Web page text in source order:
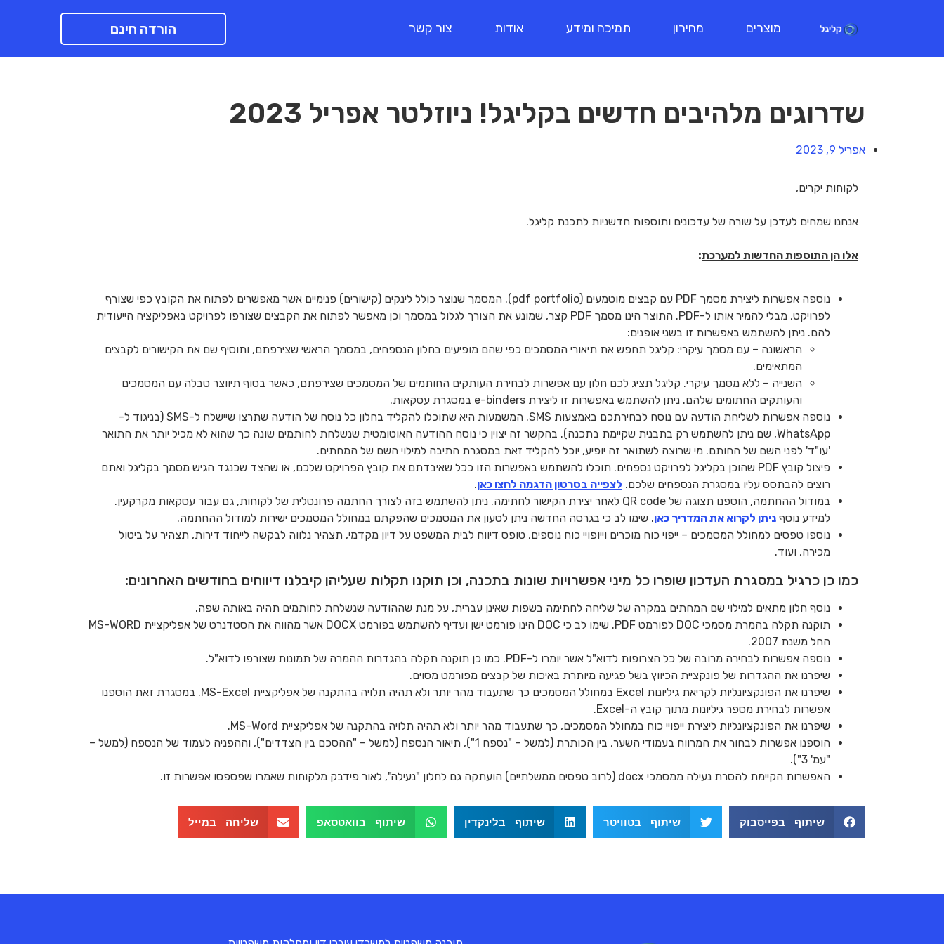
מוצרים מחירון תמיכה ומידע אודות צור קשר הורדה חינם
שדרוגים מלהיבים חדשים בקליגל! ניוזלטר אפריל 2023
אפריל 9, 2023
לקוחות יקרים,
אנחנו שמחים לעדכן על שורה של עדכונים ותוספות חדשניות לתכנת קליגל.
אלו הן התוספות החדשות למערכת:
נוספה אפשרות ליצירת מסמך PDF עם קבצים מוטמעים (pdf portfolio). המסמך שנוצר כולל לינקים (קישורים) פנימיים אשר מאפשרים לפתוח את הקובץ כפי שצורף
לפרויקט, מבלי להמיר אותו ל-PDF. התוצר הינו מסמך PDF קצר, שמונע את הצורך לגלול במסמך וכן מאפשר לפתוח את הקבצים שצורפו לפרויקט באפליקציה הייעודית
להם. ניתן להשתמש באפשרות זו בשני אופנים:
הראשונה – עם מסמך עיקרי: קליגל תחפש את תיאורי המסמכים כפי שהם מופיעים בחלון הנספחים, במסמך הראשי שצירפתם, ותוסיף שם את הקישורים לקבצים
המתאימים.
השנייה – ללא מסמך עיקרי. קליגל תציג לכם חלון עם אפשרות לבחירת העותקים החותמים של המסמכים שצירפתם, כאשר בסוף תיווצר טבלה עם המסמכים
והעותקים החתומים שלהם. ניתן להשתמש באפשרות זו ליצירת e-binders במסגרת עסקאות.
נוספה אפשרות לשליחת הודעה עם נוסח לבחירתכם באמצעות SMS. המשמעות היא שתוכלו להקליד בחלון כל נוסח של הודעה שתרצו שיישלח ל-SMS (בניגוד ל-
WhatsApp, שם ניתן להשתמש רק בתבנית שקיימת בתכנה). בהקשר זה יצוין כי נוסח ההודעה האוטומטית שנשלחת לחותמים שונה כך שהוא לא מכיל יותר את התואר
'עו"ד' לפני השם של החותם. מי שרוצה לשתואר זה יופיע, יוכל להקליד זאת במסגרת התיבה למילוי השם של המחתים.
פיצול קובץ PDF שהוכן בקליגל לפרויקט נספחים. תוכלו להשתמש באפשרות הזו ככל שאיבדתם את קובץ הפרויקט שלכם, או שהצד שכנגד הגיש מסמך בקליגל ואתם
רוצים להבתסס עליו במסגרת הנספחים שלכם. לצפייה בסרטון הדגמה לחצו כאן.
במודול ההחתמה, הוספנו תצוגה של QR code לאחר יצירת הקישור לחתימה. ניתן להשתמש בזה לצורך החתמה פרונטלית של לקוחות, גם עבור עסקאות מקרקעין.
למידע נוסף ניתן לקרוא את המדריך כאן. שימו לב כי בגרסה החדשה ניתן לטעון את המסמכים שהפקתם במחולל המסמכים ישירות למודול ההחתמה.
נוספו טפסים למחולל המסמכים – ייפוי כוח מוכרים וייופויי כוח נוספים, טופס דיווח לבית המשפט על דיון מקדמי, תצהיר נלווה לבקשה לייחוד דירות, תצהיר על ביטול
מכירה, ועוד.
כמו כן כרגיל במסגרת העדכון שופרו כל מיני אפשרויות שונות בתכנה, וכן תוקנו תקלות שעליהן קיבלנו דיווחים בחודשים האחרונים:
נוסף חלון מתאים למילוי שם המחתים במקרה של שליחה לחתימה בשפות שאינן עברית, על מנת שההודעה שנשלחת לחותמים תהיה באותה שפה.
תוקנה תקלה בהמרת מסמכי DOC לפורמט PDF. שימו לב כי DOC הינו פורמט ישן ועדיף להשתמש בפורמט DOCX אשר מהווה את הסטדנרט של אפליקציית MS-WORD
החל משנת 2007.
נוספה אפשרות לבחירה מרובה של כל הצרופות לדוא"ל אשר יומרו ל-PDF. כמו כן תוקנה תקלה בהגדרות ההמרה של תמונות שצורפו לדוא"ל.
שיפרנו את ההגדרות של פונקציית הכיווץ בשל פגיעה מיותרת באיכות של קבצים מפורמט מסוים.
שיפרנו את הפונקציונליות לקריאת גיליונות Excel במחולל המסמכים כך שתעבוד מהר יותר ולא תהיה תלויה בהתקנה של אפליקציית MS-Excel. במסגרת זאת הוספנו
אפשרות לבחירת מספר גיליונות מתוך קובץ ה-Excel.
שיפרנו את הפונקציונליות ליצירת ייפויי כוח במחולל המסמכים, כך שתעבוד מהר יותר ולא תהיה תלויה בהתקנה של אפליקציית MS-Word.
הוספנו אפשרות לבחור את המרווח בעמודי השער, בין הכותרת (למשל – "נספח 1"), תיאור הנספח (למשל – "ההסכם בין הצדדים"), וההפניה לעמוד של הנספח (למשל –
"עמ' 3").
האפשרות הקיימת להסרת נעילה ממסמכי docx (לרוב טפסים ממשלתיים) הועתקה גם לחלון "נעילה", לאור פידבק מלקוחות שאמרו שפספסו אפשרות זו.
שיתוף בפייסבוק שיתוף בטוויטר שיתוף בלינקדין שיתוף בוואטסאפ שליחה במייל